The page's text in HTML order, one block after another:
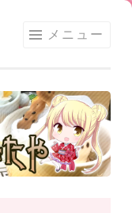
メニュー